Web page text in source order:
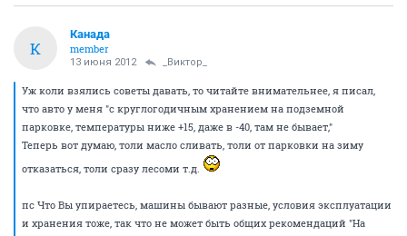
К
Канада
member
13 июня 2012 _Виктор_
Уж коли взялись советы давать, то читайте внимательнее, я писал,
что авто у меня "с круглогодичным хранением на подземной
парковке, температуры ниже +15, даже в -40, там не бывает,"
Теперь вот думаю, толи масло сливать, толи от парковки на зиму
отказаться, толи сразу лесоми т.д.
пс Что Вы упираетесь, машины бывают разные, условия эксплуатации
и хранения тоже, так что не может быть общих рекомендаций "На